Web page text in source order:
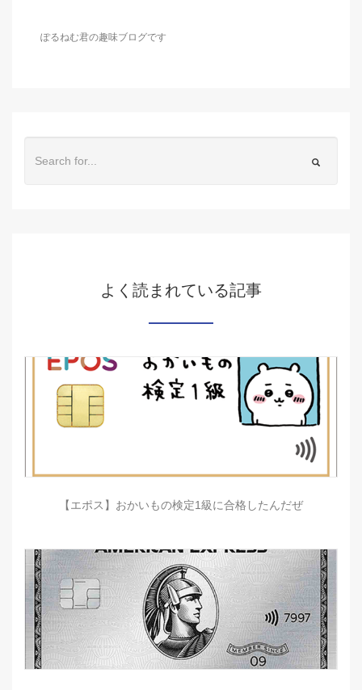
ぽるねむ君の趣味ブログです
よく読まれている記事
【エポス】おかいもの検定1級に合格したんだぜ